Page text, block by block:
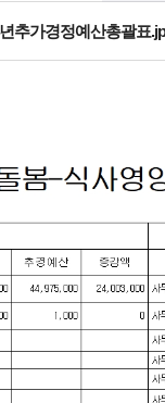
추가경정예산총괄표